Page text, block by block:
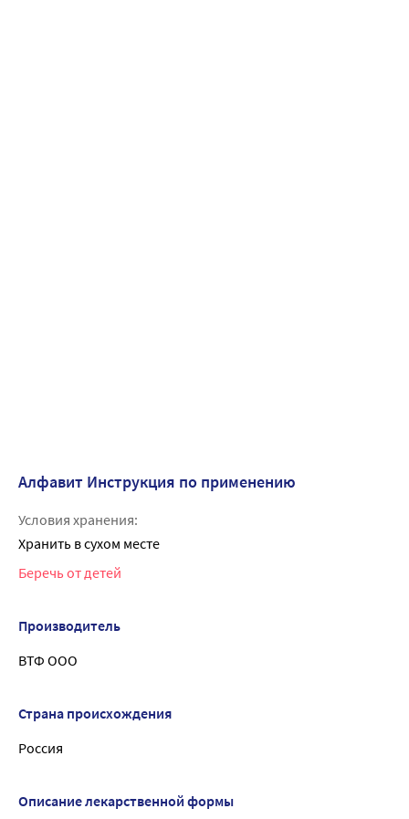
Алфавит Инструкция по применению
Условия хранения:
Хранить в сухом месте
Беречь от детей
Производитель
ВТФ ООО
Страна происхождения
Россия
Описание лекарственной формы